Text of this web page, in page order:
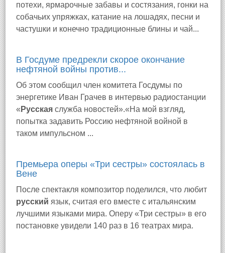
потехи, ярмарочные забавы и состязания, гонки на
собачьих упряжках, катание на лошадях, песни и
частушки и конечно традиционные блины и чай...
В Госдуме предрекли скорое окончание
нефтяной войны против...
Об этом сообщил член комитета Госдумы по
энергетике Иван Грачев в интервью радиостанции
« Русская служба новостей».«На мой взгляд,
попытка задавить Россию нефтяной войной в
таком импульсном ...
Премьера оперы «Три сестры» состоялась в
Вене
После спектакля композитор поделился, что любит
русский язык, считая его вместе с итальянским
лучшими языками мира. Оперу «Три сестры» в его
постановке увидели 140 раз в 16 театрах мира.